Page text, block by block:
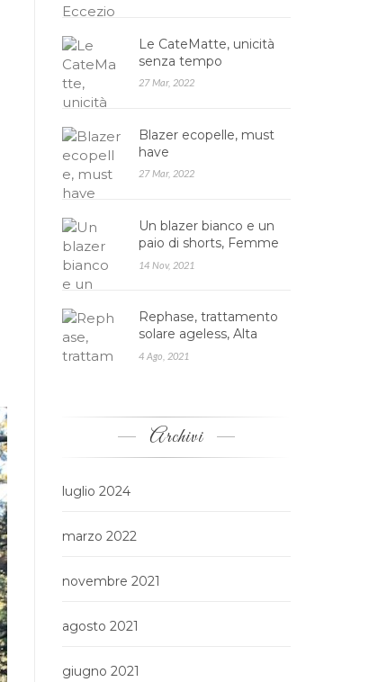
Le CateMatte, unicità
senza tempo
27 Mar, 2022
Blazer ecopelle, must
have
27 Mar, 2022
Un blazer bianco e un
paio di shorts, Femme
Luxe
14 Nov, 2021
Rephase, trattamento
solare ageless, Alta
cosmesi
4 Ago, 2021
Archivi
luglio 2024
marzo 2022
novembre 2021
agosto 2021
giugno 2021